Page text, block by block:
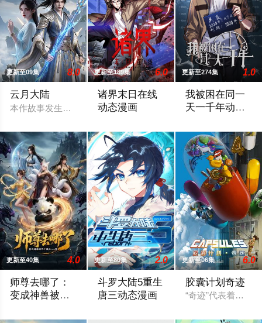
更新至09集 8.0
云月大陆
本作故事发生在架空修仙世界——云月大陆。大陆鼎盛时期由浣
更新至189集 6.0
诸界末日在线
动态漫画
更新至274集 1.0
我被困在同一
天一千年动态
更新至40集 4.0
师尊去哪了：
变成神兽被五
更新至80集 2.0
斗罗大陆5重生
唐三动态漫画
更新至06集 6.0
胶囊计划奇迹
“奇迹”代表着超越